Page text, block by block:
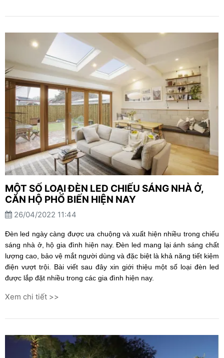
MỘT SỐ LOẠI ĐÈN LED CHIẾU SÁNG NHÀ Ở,
CĂN HỘ PHỔ BIẾN HIỆN NAY
26/04/2022 11:44
Đèn led ngày càng được ưa chuộng và xuất hiện nhiều trong chiếu
sáng nhà ở, hộ gia đình hiện nay. Đèn led mang lại ánh sáng chất
lượng cao, bảo vệ mắt người dùng và đặc biệt là khả năng tiết kiệm
điện vượt trội. Bài viết sau đây xin giới thiệu một số loại đèn led
được lắp đặt nhiều trong các gia đình hiện nay.
Xem chi tiết >>